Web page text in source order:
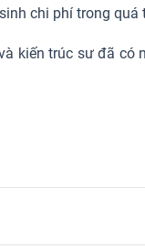
chi phí trong quá
kiến trúc sư đã có